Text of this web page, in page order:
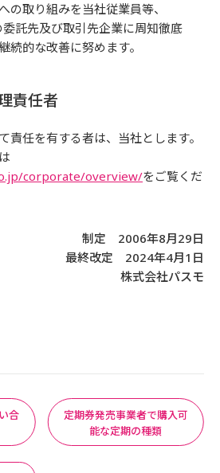
の取り組みを当社従業員等、
託先及び取引先企業に周知徹底
続的な改善に努めます。
責任者
責任を有する者は、当社とします。
corporate/overview/をご覧くだ
制定 2006年8月29日
最終改定 2024年4月1日
株式会社パスモ
合
定期券発売事業者で購入可
能な定期の種類